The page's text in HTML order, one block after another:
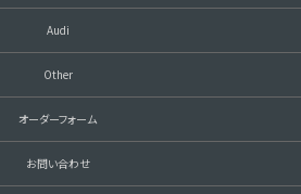
Audi
Other
オーダーフォーム
お問い合わせ